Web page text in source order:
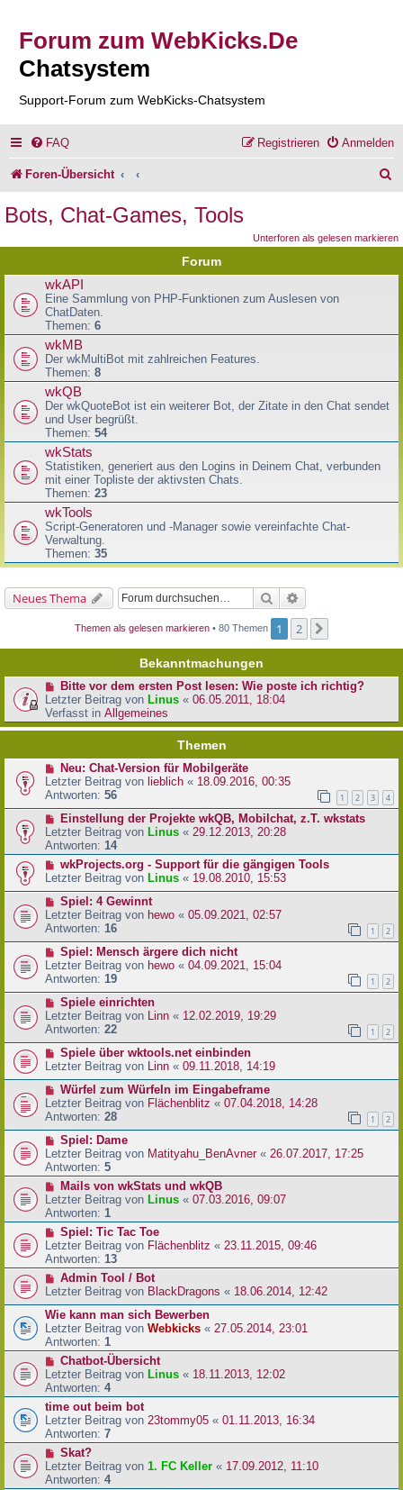
Forum zum WebKicks.De
Chatsystem
Support-Forum zum WebKicks-Chatsystem
FAQ Anmelden
Registrieren
Foren-Übersicht
e
Bots, Chat-Games, Tools
Unterforen als gelesen markieren
Forum
wkAPI
Eine Sammlung von PHP-Funktionen zum Auslesen von
ChatDaten.
Themen: 6
wkMB
Der wkMultiBot mit zahlreichen Features.
Themen: 8
wkQB
Der wkQuoteBot ist ein weiterer Bot, der Zitate in den Chat sendet
und User begrüßt.
Themen: 54
wkStats
Statistiken, generiert aus den Logins in Deinem Chat, verbunden
mit einer Topliste der aktivsten Chats.
Themen: 23
wkTools
Script-Generatoren und -Manager sowie vereinfachte Chat-
Verwaltung.
Themen: 35
Neues Thema Suche
Themen als gelesen markieren • 80 Themen 1 2
Bekanntmachungen
Bitte vor dem ersten Post lesen: Wie poste ich richtig?
Letzter Beitrag von Linus « 06.05.2011, 18:04
Verfasst in Allgemeines
Themen
Neu: Chat-Version für Mobilgeräte
Letzter Beitrag von lieblich « 18.09.2016, 00:35
Antworten: 56 1 2 3 4
Einstellung der Projekte wkQB, Mobilchat, z.T. wkstats
Letzter Beitrag von Linus « 29.12.2013, 20:28
Antworten: 14
wkProjects.org - Support für die gängigen Tools
Letzter Beitrag von Linus « 19.08.2010, 15:53
Spiel: 4 Gewinnt
Letzter Beitrag von hewo « 05.09.2021, 02:57
Antworten: 16 1 2
Spiel: Mensch ärgere dich nicht
Letzter Beitrag von hewo « 04.09.2021, 15:04
Antworten: 19 1 2
Spiele einrichten
Letzter Beitrag von
Linn « 12.02.2019, 19:29
Antworten: 22 1 2
Spiele über wktools.net einbinden
Letzter Beitrag von
Linn « 09.11.2018, 14:19
Würfel zum Würfeln im Eingabeframe
Letzter Beitrag von Flächenblitz « 07.04.2018, 14:28
Antworten: 28 1 2
Spiel: Dame
Letzter Beitrag von Matityahu_BenAvner« 26.07.2017, 17:25
Antworten: 5
Mails von wkStats und wkQB
Letzter Beitrag von Linus « 07.03.2016, 09:07
Antworten: 1
Spiel: Tic Tac Toe
Letzter Beitrag von Flächenblitz « 23.11.2015, 09:46
Antworten: 13
Admin Tool / Bot
Letzter Beitrag von BlackDragons « 18.06.2014, 12:42
Wie kann man sich Bewerben
Letzter Beitrag von Webkicks « 27.05.2014, 23:01
Antworten: 1
Chatbot-Übersicht
Letzter Beitrag von Linus « 18.11.2013, 12:02
Antworten: 4
time out beim bot
Letzter Beitrag von 23tommy05 « 01.11.2013, 16:34
Antworten: 7
Skat?
Letzter Beitrag von 1. FC Keller « 17.09.2012, 11:10
Antworten: 4